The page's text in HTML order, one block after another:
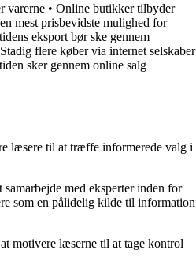
varerne • Online butikker tilbyder
mest prisbevidste mulighed for
eksport bør ske gennem
Stadig flere køber via internet selskaber
sker gennem online salg
læsere til at træffe informerede valg i
med eksperter inden for
som en pålidelig kilde til information
motivere læserne til at tage kontrol